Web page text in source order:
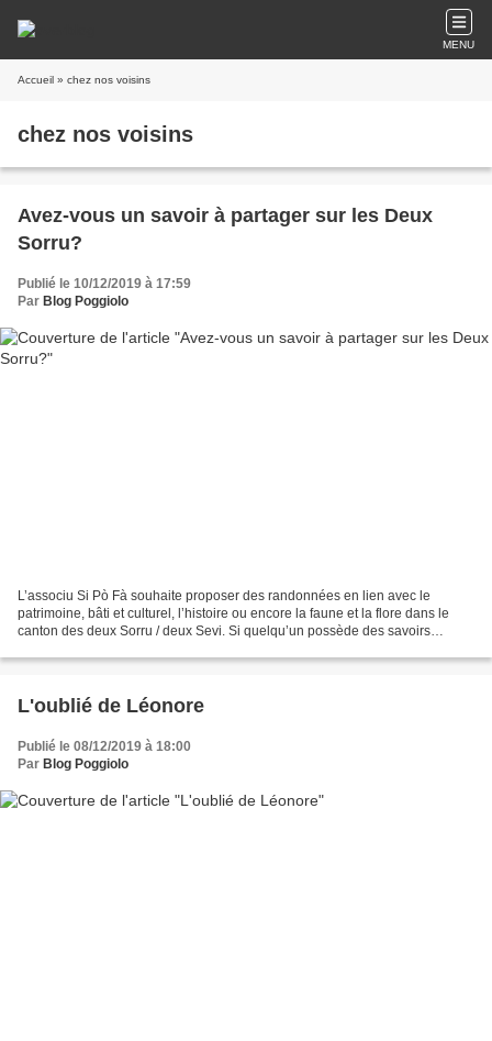
MENU
Accueil » chez nos voisins
chez nos voisins
Avez-vous un savoir à partager sur les Deux
Sorru?
Publié le 10/12/2019 à 17:59
Par Blog Poggiolo
L’associu Si Pò Fà souhaite proposer des randonnées en lien avec le
patrimoine, bâti et culturel, l’histoire ou encore la faune et la flore dans le
canton des deux Sorru / deux Sevi. Si quelqu’un possède des savoirs
L'oublié de Léonore
Publié le 08/12/2019 à 18:00
Par Blog Poggiolo